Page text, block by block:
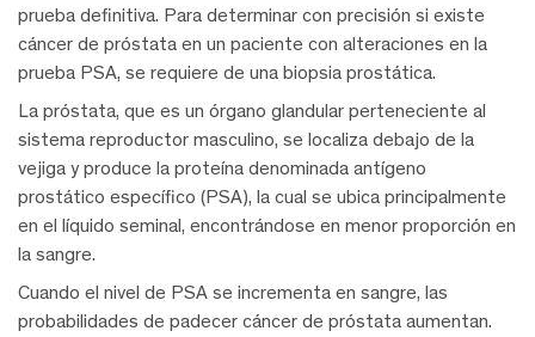
prueba definitiva. Para determinar con precisión si existe
cáncer de próstata en un paciente con alteraciones en la
prueba PSA, se requiere de una biopsia prostática.
La próstata, que es un órgano glandular perteneciente al
sistema reproductor masculino, se localiza debajo de la
vejiga y produce la proteína denominada antígeno
prostático específico (PSA), la cual se ubica principalmente
en el líquido seminal, encontrándose en menor proporción en
la sangre.
Cuando el nivel de PSA se incrementa en sangre, las
probabilidades de padecer cáncer de próstata aumentan.